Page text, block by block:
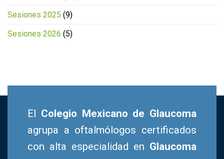
Sesiones 2025 (9)
Sesiones 2026 (5)
El Colegio Mexicano de Glaucoma
agrupa a oftalmólogos certificados
con alta especialidad en Glaucoma